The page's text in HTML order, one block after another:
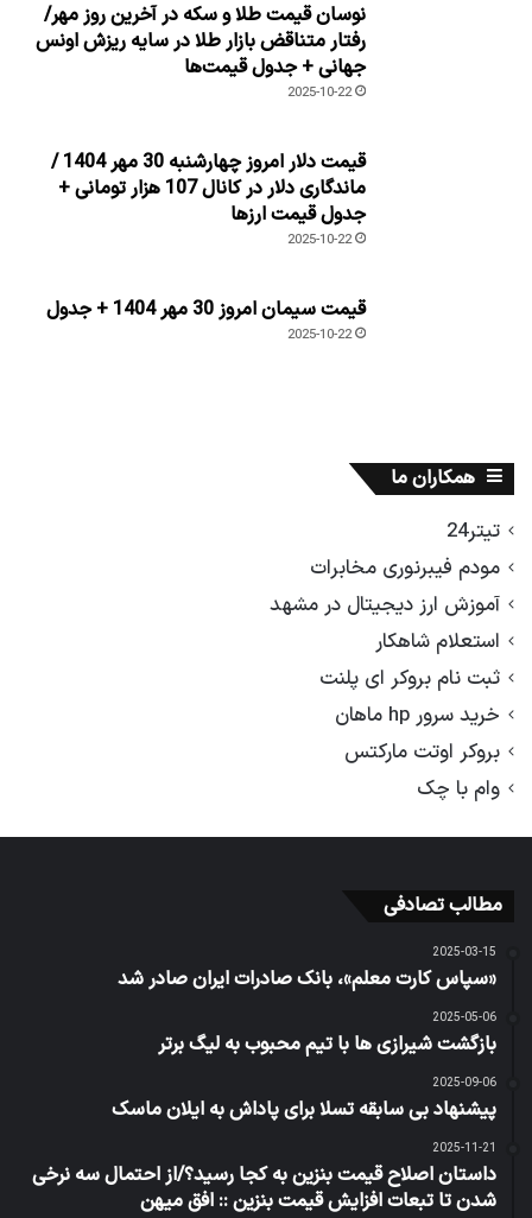
نوسان قیمت طلا و سکه در آخرین روز مهر/
رفتار متناقض بازار طلا در سایه ریزش اونس
جهانی + جدول قیمت‌ها
2025-10-22
قیمت دلار امروز چهارشنبه 30 مهر 1404 /
ماندگاری دلار در کانال 107 هزار تومانی +
جدول قیمت ارزها
2025-10-22
قیمت سیمان امروز 30 مهر 1404 + جدول
2025-10-22
همکاران ما
تیتر24
مودم فیبرنوری مخابرات
آموزش ارز دیجیتال در مشهد
استعلام شاهکار
ثبت نام بروکر ای پلنت
خرید سرور hp ماهان
بروکر اوتت مارکتس
وام با چک
مطالب تصادفی
2025-03-15
«سپاس کارت معلم»، بانک صادرات ایران صادر شد
2025-05-06
بازگشت شیرازی ها با تیم محبوب به لیگ برتر
2025-09-06
پیشنهاد بی سابقه تسلا برای پاداش به ایلان ماسک
2025-11-21
داستان اصلاح قیمت بنزین به کجا رسید؟/از احتمال سه نرخی
شدن تا تبعات افزایش قیمت بنزین :: افق میهن